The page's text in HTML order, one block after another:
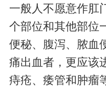
一般人不愿意作肛
个部位和其他部位
便秘、腹泻、脓血
痛出血者，更应该
痔疮、痿管和肿瘤